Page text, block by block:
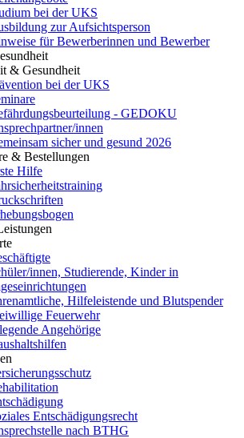
bei der UKS
zur Aufsichtsperson
für Bewerberinnen und Bewerber
& Gesundheit
bei der UKS
- GEDOKU
innen
sicher und gesund 2026
& Bestellungen
Hilfe
innen, Studierende, Kinder in
Hilfeleistende und Blutspender
Feuerwehr
Angehörige
Entschädigungsrecht
nach BTHG